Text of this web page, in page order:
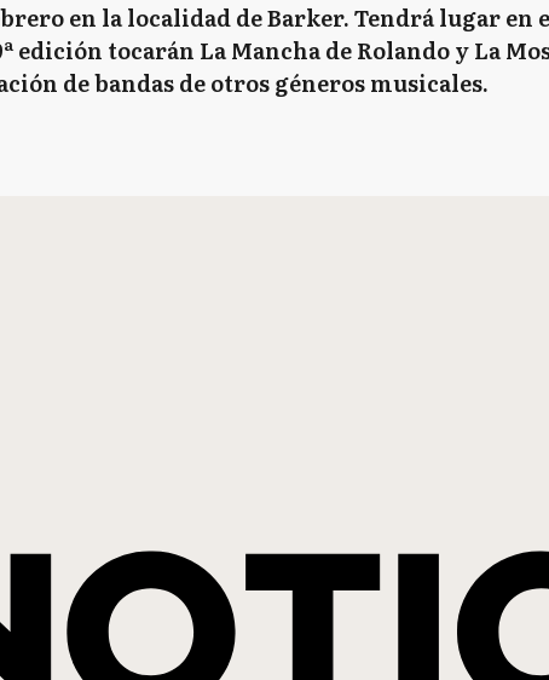
en la localidad de Barker. Tendrá lugar
edición tocarán La Mancha de Rolando y La
de bandas de otros géneros musicales.